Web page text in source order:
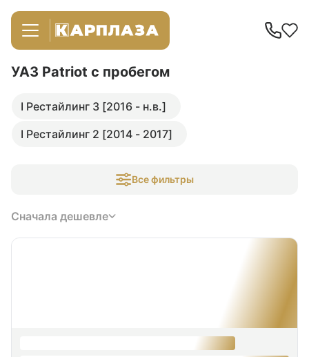
УАЗ Patriot с пробегом
I Рестайлинг 3 [2016 - н.в.]
I Рестайлинг 2 [2014 - 2017]
Все фильтры
Сначала дешевле